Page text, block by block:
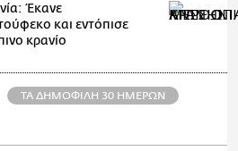
Έκανε
και εντόπισε
κρανίο
ΤΑ ΔΗΜΟΦΙΛΗ 30 ΗΜΕΡΩΝ